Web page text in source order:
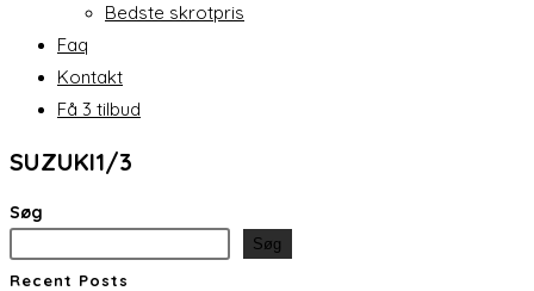
Bedste skrotpris
Faq
Kontakt
Få 3 tilbud
SUZUKI1/3
Søg
Søg
Recent Posts